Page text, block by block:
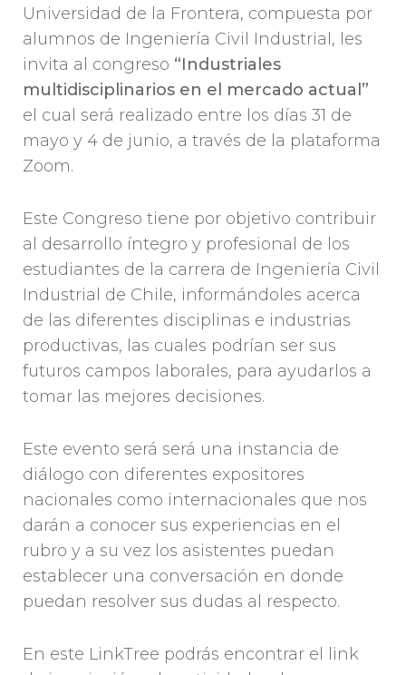
Universidad de la Frontera, compuesta por
alumnos de Ingeniería Civil Industrial, les
invita al congreso “Industriales
multidisciplinarios en el mercado actual”
el cual será realizado entre los días 31 de
mayo y 4 de junio, a través de la plataforma
Zoom.
Este Congreso tiene por objetivo contribuir
al desarrollo íntegro y profesional de los
estudiantes de la carrera de Ingeniería Civil
Industrial de Chile, informándoles acerca
de las diferentes disciplinas e industrias
productivas, las cuales podrían ser sus
futuros campos laborales, para ayudarlos a
tomar las mejores decisiones.
Este evento será será una instancia de
diálogo con diferentes expositores
nacionales como internacionales que nos
darán a conocer sus experiencias en el
rubro y a su vez los asistentes puedan
establecer una conversación en donde
puedan resolver sus dudas al respecto.
En este LinkTree podrás encontrar el link